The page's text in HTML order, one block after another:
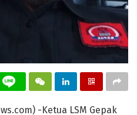
-Ketua LSM Gepak